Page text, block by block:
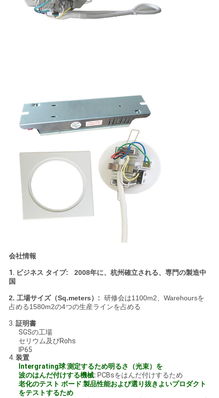
会社情報
1. ビジネス タイプ: 2008年に、 杭州確立される、 専門の製造中
国
2. 工場サイズ（Sq.meters）: 研修会は1100m2、Warehoursを
占める1580m2の4つの生産ラインを占める
3. 証明書
SGSの工場
セリウム及びRohs
IP65
4. 装置
Intergrating球:測定するため明るさ（光束）を
波のはんだ付けする機械: PCBsをはんだ付けするため
老化のテスト ボード:製品性能および選り抜きよいプロダクト
をテストするため